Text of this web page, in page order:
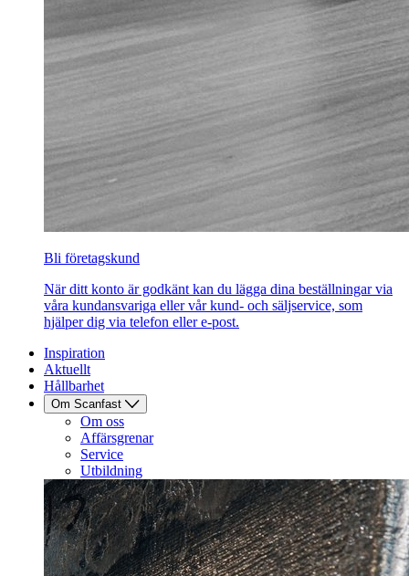
Bli företagskund
När ditt konto är godkänt kan du lägga dina beställningar via
våra kundansvariga eller vår kund- och säljservice, som
hjälper dig via telefon eller e-post.
Inspiration
Aktuellt
Hållbarhet
Om Scanfast
Om oss
Affärsgrenar
Service
Utbildning